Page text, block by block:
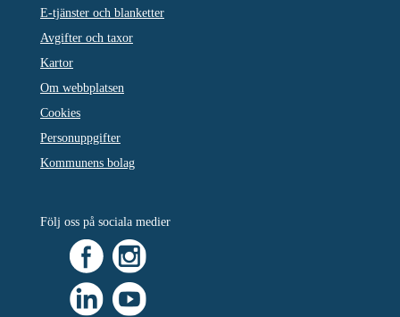
E-tjänster och blanketter
Avgifter och taxor
Kartor
Om webbplatsen
Cookies
Personuppgifter
Kommunens bolag
Följ oss på sociala medier